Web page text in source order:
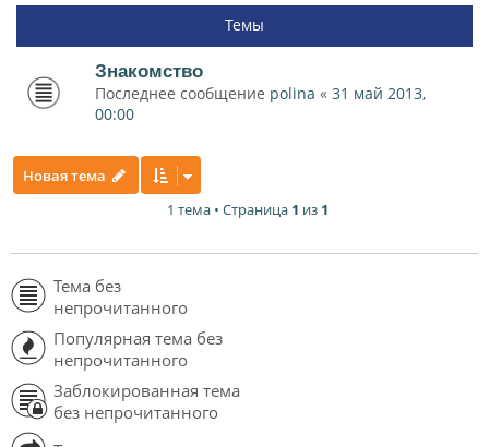
Темы
Знакомство
Последнее сообщение polina « 31 май 2013,
00:00
Новая тема
1 тема • Страница 1 из 1
Тема без
непрочитанного
Популярная тема без
непрочитанного
Заблокированная тема
без непрочитанного